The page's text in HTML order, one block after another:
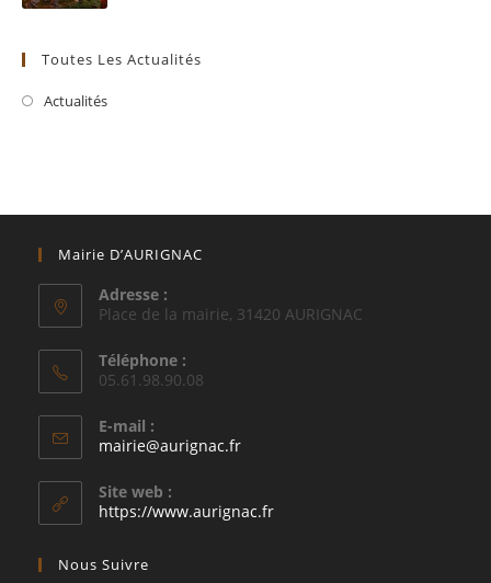
Toutes Les Actualités
Actualités
Mairie D’AURIGNAC
Adresse :
Place de la mairie, 31420 AURIGNAC
Téléphone :
05.61.98.90.08
E-mail :
mairie@aurignac.frS’ouvre
application
Site web :
https://www.aurignac.fr
Nous Suivre